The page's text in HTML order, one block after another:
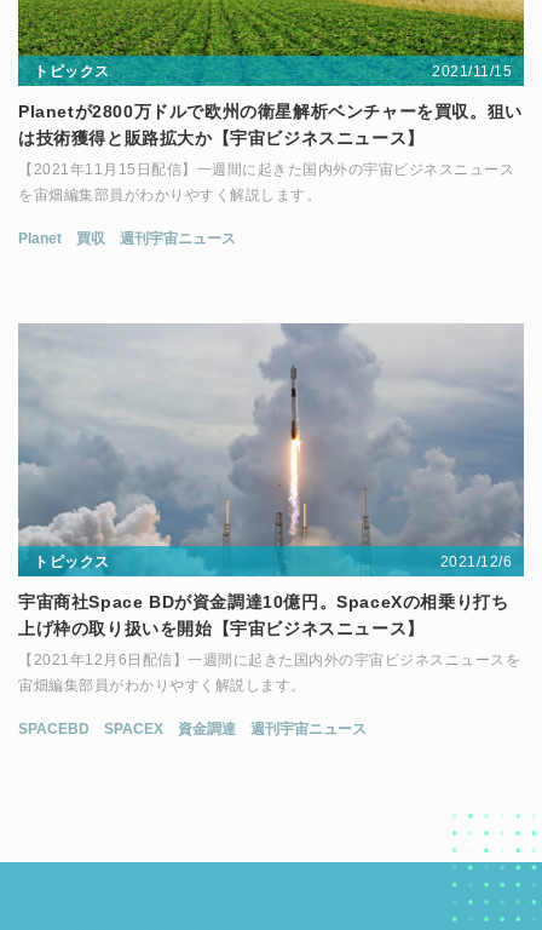
トピックス 2021/11/15
Planetが2800万ドルで欧州の衛星解析ベンチャーを買収。狙い
は技術獲得と販路拡大か【宇宙ビジネスニュース】
【2021年11月15日配信】一週間に起きた国内外の宇宙ビジネスニュース
を宙畑編集部員がわかりやすく解説します。
Planet 買収 週刊宇宙ニュース
トピックス 2021/12/6
宇宙商社Space BDが資金調達10億円。SpaceXの相乗り打ち
上げ枠の取り扱いを開始【宇宙ビジネスニュース】
【2021年12月6日配信】一週間に起きた国内外の宇宙ビジネスニュースを
宙畑編集部員がわかりやすく解説します。
SPACEBD SPACEX 資金調達 週刊宇宙ニュース